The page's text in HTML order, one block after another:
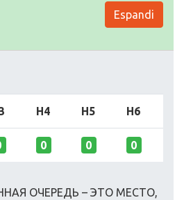
Espandi
H4 H5 H6
0 0 0
ОЧЕРЕДЬ – ЭТО МЕСТО,